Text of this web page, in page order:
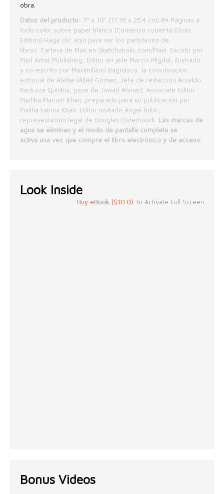
obra.
Datos del producto: 7" x 10" (17.78 x 25.4 cm) 84 Páginas a
todo color sobre papel blanco (Comercio cubierta Gloss
Edition) Haga clic aqui para ver los partidarios de
libros. Cartera de Max en Sketchoholic.com/Maxi Escrito por
Mad Artist Publishing, Editor en jefe Marcin Migdal, ilustrado
y co-escrito por Maximiliano Bagnasco, la coordinación
editorial de Alellie (Allie) Gómez, Jefe de redacción Arnaldo
Pedroza Quintini, pase de Jawad Ahmad, Associate Editor
Madiha Marium Khan, preparado para su publicación por
Maliha Fatima Khan. Editor invitado Ángel Brkic,
representación legal de Douglas Osterhoudt. Las marcas de
agua se eliminan y el modo de pantalla completa se
activa una vez que compre el libro electrónico y de acceso.
Look Inside
Buy eBook ($10.0) to Activate Full Screen
Bonus Videos